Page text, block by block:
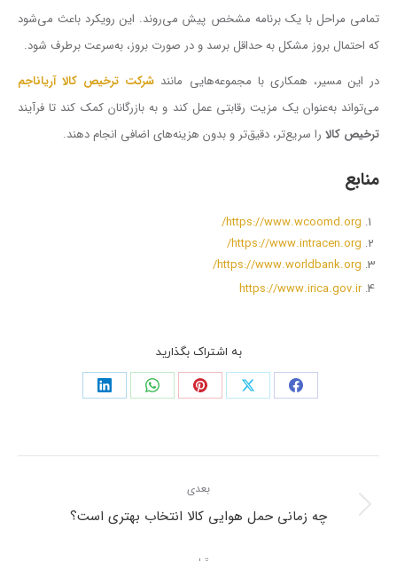
تمامی مراحل با یک برنامه مشخص پیش می‌روند. این رویکرد باعث می‌شود
که احتمال بروز مشکل به حداقل برسد و در صورت بروز، به‌سرعت برطرف شود.
در این مسیر، همکاری با مجموعه‌هایی مانند شرکت ترخیص کالا آریاناجم
می‌تواند به‌عنوان یک مزیت رقابتی عمل کند و به بازرگانان کمک کند تا فرآیند
ترخیص کالا را سریع‌تر، دقیق‌تر و بدون هزینه‌های اضافی انجام دهند.
منابع
https://www.wcoomd.org/
https://www.intracen.org/
https://www.worldbank.org/
https://www.irica.gov.ir
به اشتراک بگذارید
بعدی
چه زمانی حمل هوایی کالا انتخاب بهتری است؟